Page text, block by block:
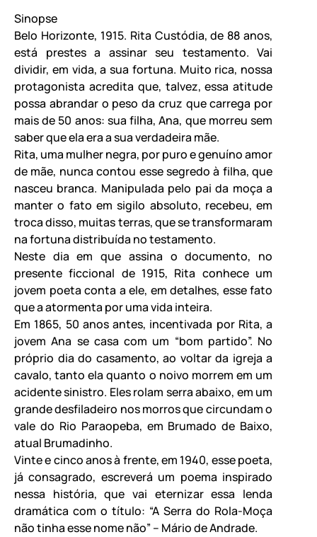
Sinopse
Belo Horizonte, 1915. Rita Custódia, de 88 anos,
está prestes a assinar seu testamento. Vai
dividir, em vida, a sua fortuna. Muito rica, nossa
protagonista acredita que, talvez, essa atitude
possa abrandar o peso da cruz que carrega por
mais de 50 anos: sua filha, Ana, que morreu sem
saber que ela era a sua verdadeira mãe.
Rita, uma mulher negra, por puro e genuíno amor
de mãe, nunca contou esse segredo à filha, que
nasceu branca. Manipulada pelo pai da moça a
manter o fato em sigilo absoluto, recebeu, em
troca disso, muitas terras, que se transformaram
na fortuna distribuída no testamento.
Neste dia em que assina o documento, no
presente ficcional de 1915, Rita conhece um
jovem poeta conta a ele, em detalhes, esse fato
que a atormenta por uma vida inteira.
Em 1865, 50 anos antes, incentivada por Rita, a
jovem Ana se casa com um “bom partido”. No
próprio dia do casamento, ao voltar da igreja a
cavalo, tanto ela quanto o noivo morrem em um
acidente sinistro. Eles rolam serra abaixo, em um
grande desfiladeiro nos morros que circundam o
vale do Rio Paraopeba, em Brumado de Baixo,
atual Brumadinho.
Vinte e cinco anos à frente, em 1940, esse poeta,
já consagrado, escreverá um poema inspirado
nessa história, que vai eternizar essa lenda
dramática com o título: “A Serra do Rola-Moça
não tinha esse nome não” – Mário de Andrade.